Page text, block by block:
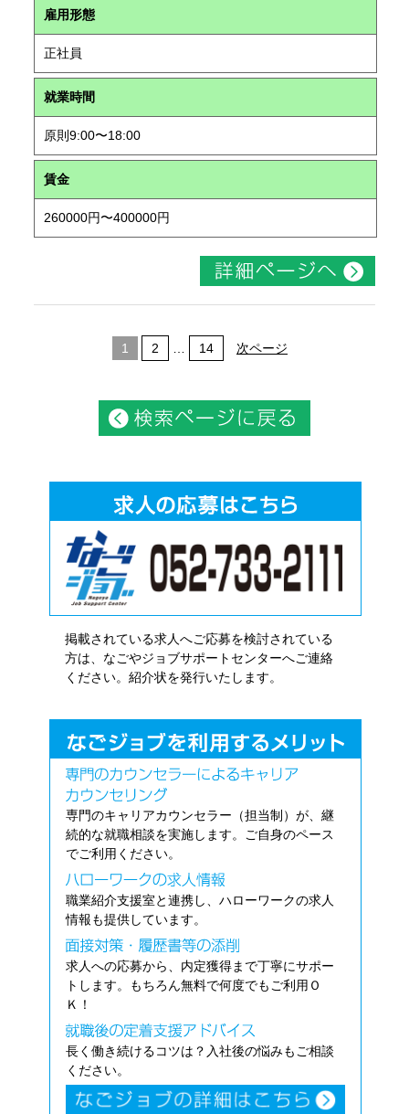
雇用形態
正社員
就業時間
原則9:00〜18:00
賃金
260000円〜400000円
1 2 14 次ページ
掲載されている求人へご応募を検討されている
方は、なごやジョブサポートセンターへご連絡
ください。紹介状を発行いたします。
専門のキャリアカウンセラー（担当制）が、継
続的な就職相談を実施します。ご自身のペース
でご利用ください。
職業紹介支援室と連携し、ハローワークの求人
情報も提供しています。
求人への応募から、内定獲得まで丁寧にサポー
トします。もちろん無料で何度でもご利用Ｏ
Ｋ！
長く働き続けるコツは？入社後の悩みもご相談
ください。